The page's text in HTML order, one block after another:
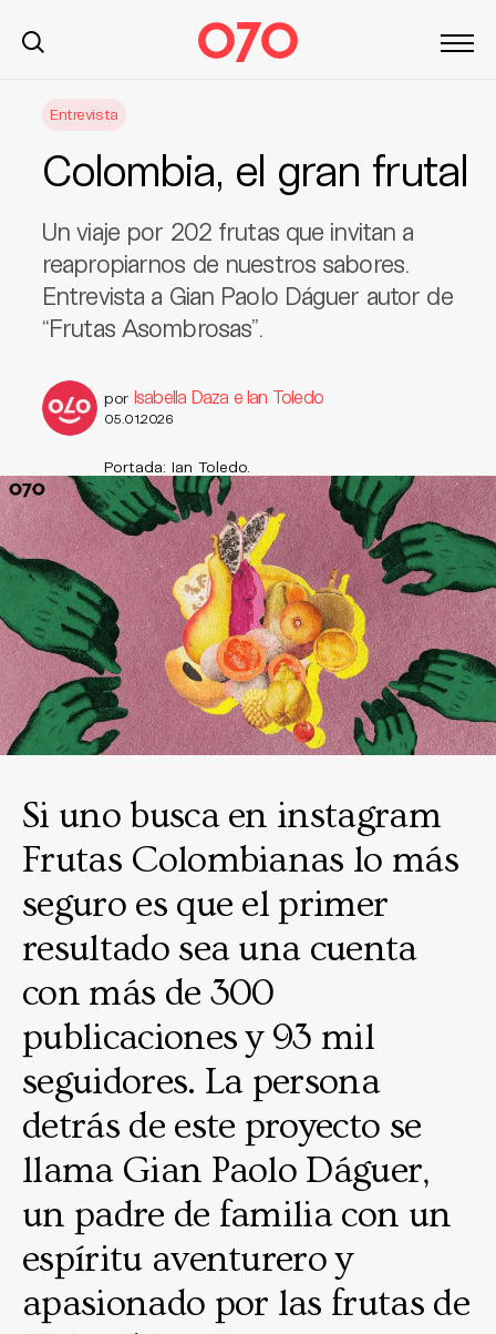
Entrevista
Colombia, el gran frutal
Un viaje por 202 frutas que invitan a
reapropiarnos de nuestros sabores.
Entrevista a Gian Paolo Dáguer autor de
“Frutas Asombrosas”.
por Isabella Daza e Ian Toledo
05.01.2026
Portada: Ian Toledo.
Si uno busca en instagram
Frutas Colombianas lo más
seguro es que el primer
resultado sea una cuenta
con más de 300
publicaciones y 93 mil
seguidores. La persona
detrás de este proyecto se
llama Gian Paolo Dáguer,
un padre de familia con un
espíritu aventurero y
apasionado por las frutas de